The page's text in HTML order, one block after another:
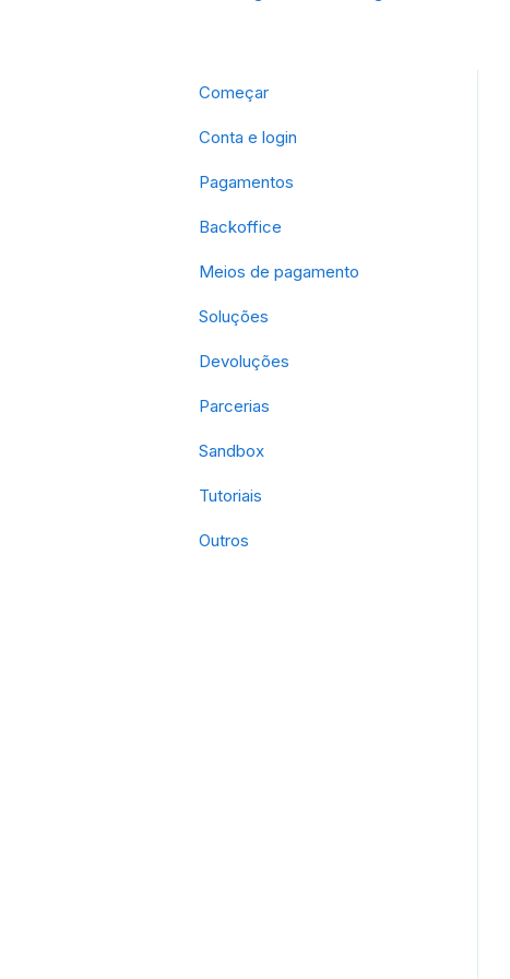
Começar
Conta e login
Pagamentos
Backoffice
Meios de pagamento
Soluções
Devoluções
Parcerias
Sandbox
Tutoriais
Outros